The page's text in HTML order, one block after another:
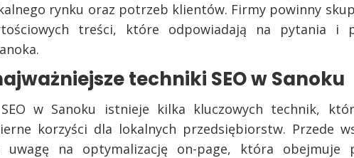
rynku oraz potrzeb klientów. Firmy powinny
treści, które odpowiadają na pytania i
techniki SEO w Sanoku
w Sanoku istnieje kilka kluczowych technik,
korzyści dla lokalnych przedsiębiorstw. Przede
uwagę na optymalizację on-page, która obejmuje